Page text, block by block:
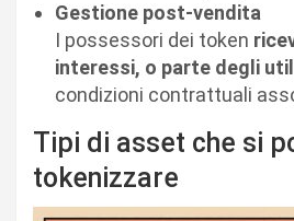
Gestione post-vendita
I possessori dei token
interessi, o parte degli
condizioni contrattuali
Tipi di asset che si
tokenizzare